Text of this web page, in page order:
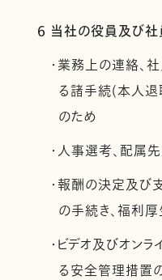
6 当社の役員及び
・業務上の連絡、
る諸手続(本人退
のため
・人事選考、配属
・報酬の決定及び
の手続き、福利
・ビデオ及びオン
る安全管理措置